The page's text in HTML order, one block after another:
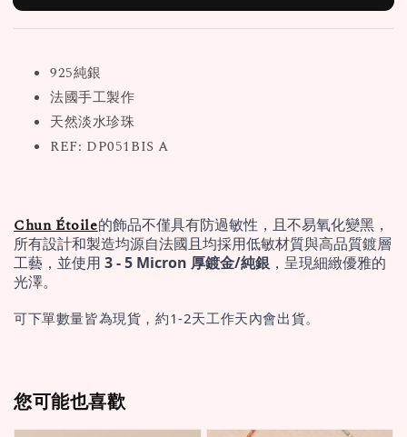
925純銀
法國手工製作
天然淡水珍珠
REF: DP051BIS A
Chun Étoile的飾品不僅具有防過敏性，且不易氧化變黑，
所有設計和製造均源自法國且均採用低敏材質與高品質鍍層
工藝，並使用 3 - 5 Micron 厚鍍金/純銀 ，呈現細緻優雅的
光澤。
可下單數量皆為現貨，約1-2天工作天內會出貨。
您可能也喜歡